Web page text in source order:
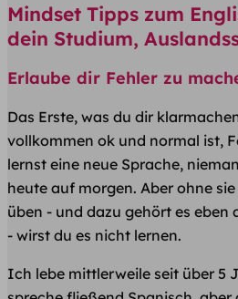
Mindset Tipps zum
dein Studium,
Erlaube dir Fehler zu
Das Erste, was du dir
vollkommen ok und normal ist,
lernst eine neue Sprache,
heute auf morgen. Aber ohne
üben - und dazu gehört es eben
- wirst du es nicht lernen.
Ich lebe mittlerweile seit über 5